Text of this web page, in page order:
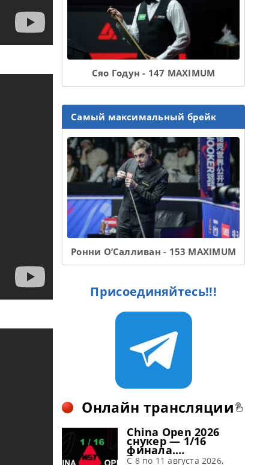
Сяо Годун - 147 MAXIMUM
Самый максимальный брейк
Ронни О’Салливан - 153 MAXIMUM
Присоединяйтесь!!!
Онлайн трансляции
China Open 2026
снукер — 1/16
финала.
Трансляции
C 8 по 11 августа 2026,